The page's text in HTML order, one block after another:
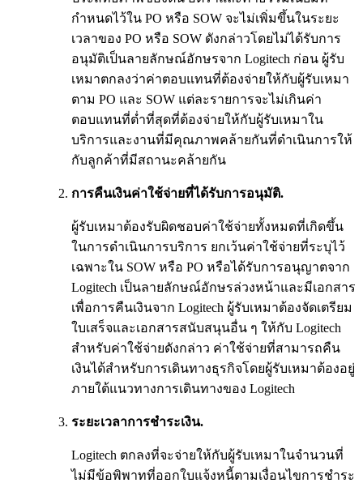
กำหนดไว้ใน PO หรือ SOW จะไม่เพิ่มขึ้นในระยะ
เวลาของ PO หรือ SOW ดังกล่าวโดยไม่ได้รับการ
อนุมัติเป็นลายลักษณ์อักษรจาก Logitech ก่อน ผู้รับ
เหมาตกลงว่าค่าตอบแทนที่ต้องจ่ายให้กับผู้รับเหมา
ตาม PO และ SOW แต่ละรายการจะไม่เกินค่า
ตอบแทนที่ต่ำที่สุดที่ต้องจ่ายให้กับผู้รับเหมาใน
บริการและงานที่มีคุณภาพคล้ายกันที่ดำเนินการให้
กับลูกค้าที่มีสถานะคล้ายกัน
การคืนเงินค่าใช้จ่ายที่ได้รับการอนุมัติ.
ผู้รับเหมาต้องรับผิดชอบค่าใช้จ่ายทั้งหมดที่เกิดขึ้น
ในการดำเนินการบริการ ยกเว้นค่าใช้จ่ายที่ระบุไว้
เฉพาะใน SOW หรือ PO หรือได้รับการอนุญาตจาก
Logitech เป็นลายลักษณ์อักษรล่วงหน้าและมีเอกสาร
เพื่อการคืนเงินจาก Logitech ผู้รับเหมาต้องจัดเตรียม
ใบเสร็จและเอกสารสนับสนุนอื่น ๆ ให้กับ Logitech
สำหรับค่าใช้จ่ายดังกล่าว ค่าใช้จ่ายที่สามารถคืน
เงินได้สำหรับการเดินทางธุรกิจโดยผู้รับเหมาต้องอยู่
ภายใต้แนวทางการเดินทางของ Logitech
ระยะเวลาการชำระเงิน.
Logitech ตกลงที่จะจ่ายให้กับผู้รับเหมาในจำนวนที่
ไม่มีข้อพิพาทที่ออกใบแจ้งหนี้ตามเงื่อนไขการชำระ